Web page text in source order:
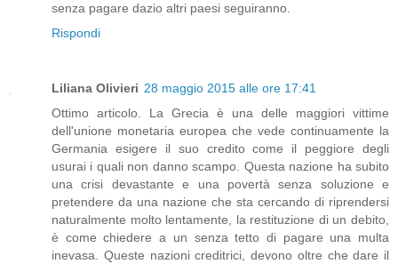
senza pagare dazio altri paesi seguiranno.
Rispondi
Liliana Olivieri 28 maggio 2015 alle ore 17:41
Ottimo articolo. La Grecia è una delle maggiori vittime
dell'unione monetaria europea che vede continuamente la
Germania esigere il suo credito come il peggiore degli
usurai i quali non danno scampo. Questa nazione ha subito
una crisi devastante e una povertà senza soluzione e
pretendere da una nazione che sta cercando di riprendersi
naturalmente molto lentamente, la restituzione di un debito,
è come chiedere a un senza tetto di pagare una multa
inevasa. Queste nazioni creditrici, devono oltre che dare il